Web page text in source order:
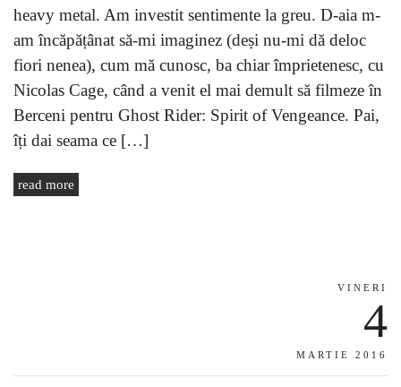
heavy metal. Am investit sentimente la greu. D-aia m-
am încăpățânat să-mi imaginez (deși nu-mi dă deloc
fiori nenea), cum mă cunosc, ba chiar împrietenesc, cu
Nicolas Cage, când a venit el mai demult să filmeze în
Berceni pentru Ghost Rider: Spirit of Vengeance. Pai,
îți dai seama ce […]
read more
VINERI
4
MARTIE 2016